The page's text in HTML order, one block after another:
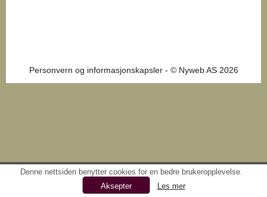
Personvern og informasjonskapsler- © Nyweb AS 2026
Denne nettsiden benytter cookies for en bedre brukeropplevelse.
Les mer